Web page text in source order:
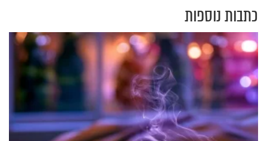
כתבות נוספות